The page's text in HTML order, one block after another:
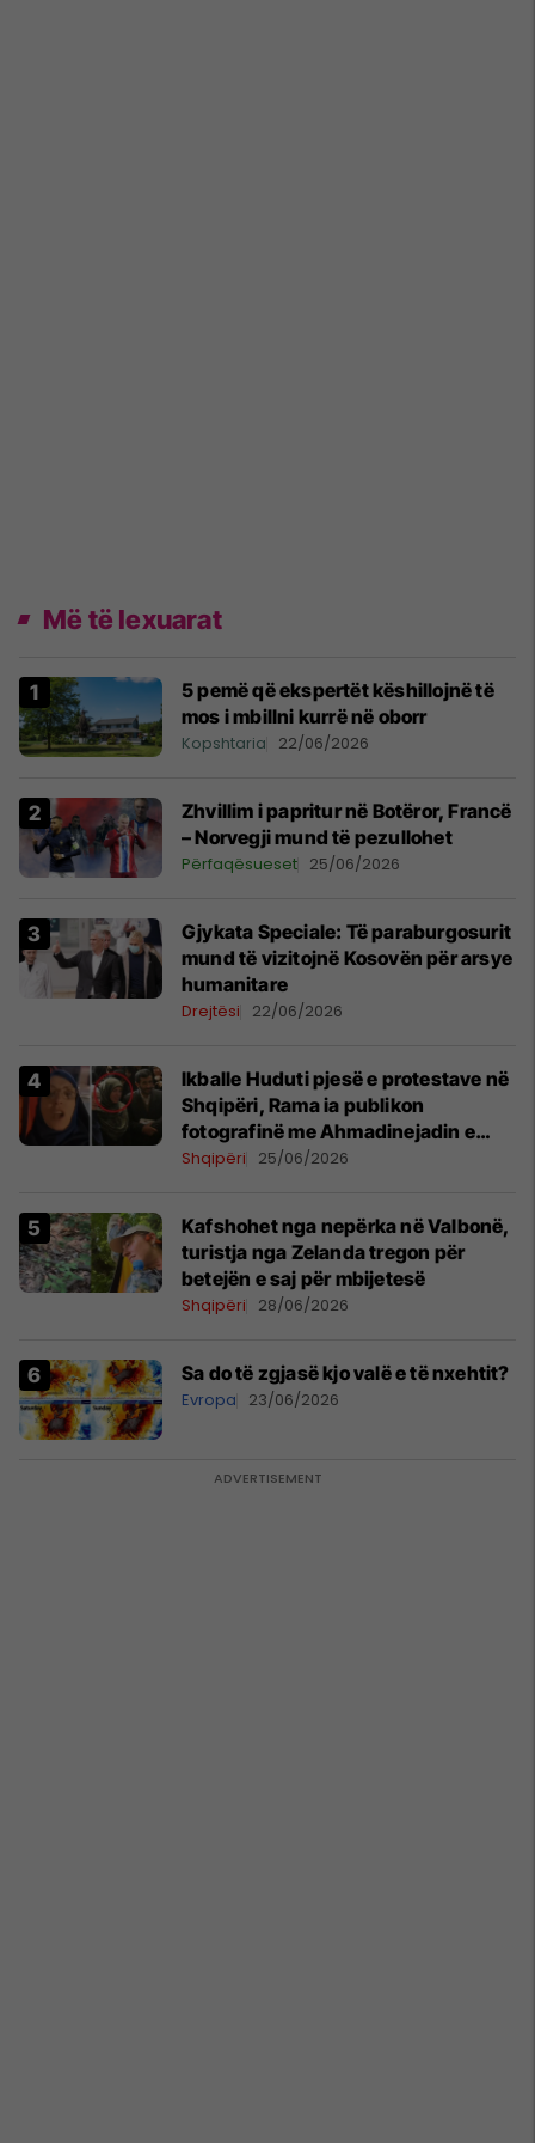
Më të lexuarat
5 pemë që ekspertët këshillojnë të
mos i mbillni kurrë në oborr
Kopshtaria 22/06/2026
Zhvillim i papritur në Botëror, Francë
– Norvegji mund të pezullohet
Përfaqësueset 25/06/2026
​Gjykata Speciale: Të paraburgosurit
mund të vizitojnë Kosovën për arsye
humanitare
Drejtësi 22/06/2026
Ikballe Huduti pjesë e protestave në
Shqipëri, Rama ia publikon
fotografinë me Ahmadinejadin e
Iranit
Shqipëri 25/06/2026
Kafshohet nga nepërka në Valbonë,
turistja nga Zelanda tregon për
betejën e saj për mbijetesë
Shqipëri 28/06/2026
Sa do të zgjasë kjo valë e të nxehtit?
Evropa 23/06/2026